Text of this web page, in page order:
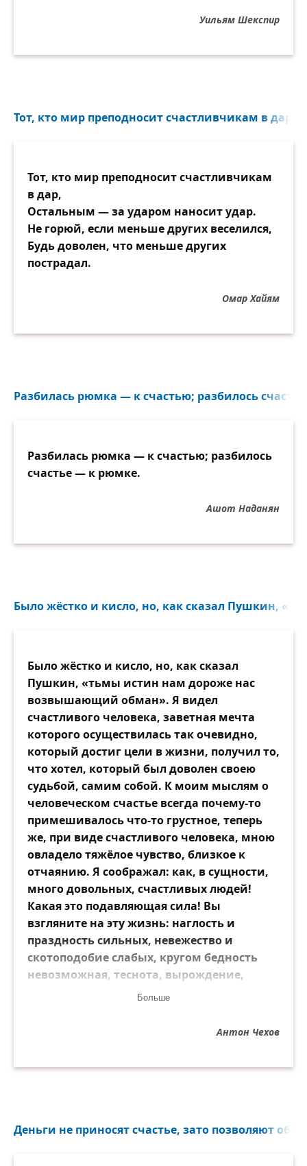
Уильям Шекспир
Тот, кто мир преподносит счастливчикам в дар...
Тот, кто мир преподносит счастливчикам
в дар,
Остальным — за ударом наносит удар.
Не горюй, если меньше других веселился,
Будь доволен, что меньше других
пострадал.
Омар Хайям
Разбилась рюмка — к счастью; разбилось
Разбилась рюмка — к счастью; разбилось
счастье — к рюмке.
Ашот Наданян
Было жёстко и кисло, но, как сказал Пушкин,
Было жёстко и кисло, но, как сказал
Пушкин, «тьмы истин нам дороже нас
возвышающий обман». Я видел
счастливого человека, заветная мечта
которого осуществилась так очевидно,
который достиг цели в жизни, получил то,
что хотел, который был доволен своею
судьбой, самим собой. К моим мыслям о
человеческом счастье всегда почему-то
примешивалось что-то грустное, теперь
же, при виде счастливого человека, мною
овладело тяжёлое чувство, близкое к
отчаянию. Я соображал: как, в сущности,
много довольных, счастливых людей!
Какая это подавляющая сила! Вы
взгляните на эту жизнь: наглость и
праздность сильных, невежество и
скотоподобие слабых, кругом бедность
невозможная, теснота, вырождение,
пьянство, лицемерие, враньё… Между тем
спокойствие; из пятидесяти тысяч
кладбище своих покойников, но мы не
Больше
Антон Чехов
Деньги не приносят счастье, зато позволяют